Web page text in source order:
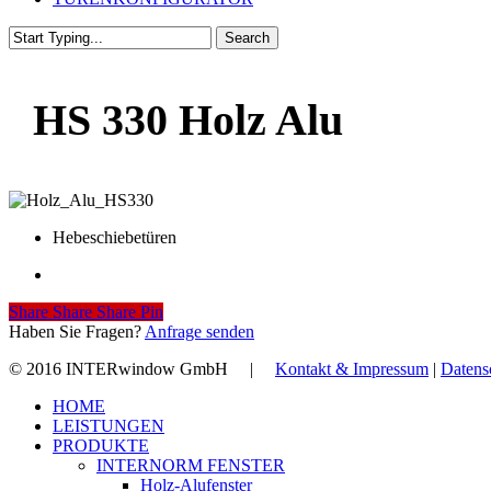
Search
HS 330 Holz Alu
Hebeschiebetüren
Share
Share Share Share Pin
Haben Sie Fragen? Anfrage senden
© 2016 INTERwindow GmbH | Kontakt & Impressum |
Close
Menu
HOME
LEISTUNGEN
PRODUKTE
INTERNORM FENSTER
Holz-Alufenster